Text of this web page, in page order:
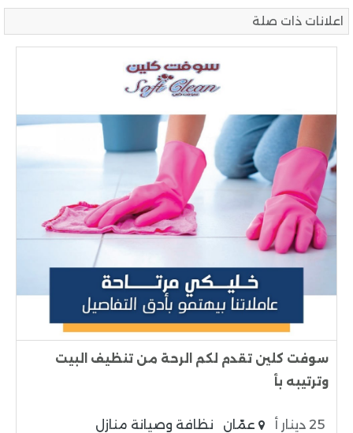
اعلانات ذات صلة
سوفت كلين تقدم لكم الرحة من تنظيف البيت
وترتيبه بأ
25 دينار أ عمّان
نظافة وصيانة منازل